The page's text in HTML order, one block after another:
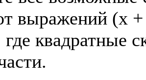
выражений (x
квадратные